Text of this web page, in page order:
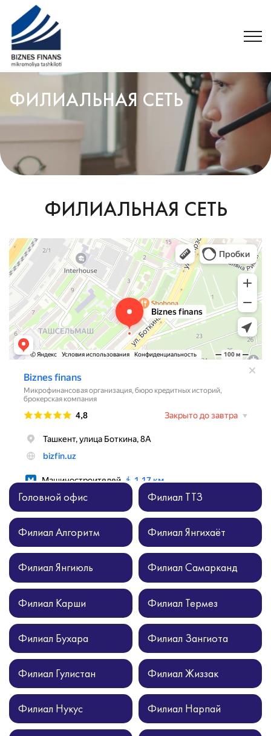
ФИЛИАЛЬНАЯ СЕТЬ
ФИЛИАЛЬНАЯ СЕТЬ
Biznes finans mikromoliya tashkiloti
Брокерская компания в Ташкенте
Головной офис Филиал ТТЗ
Филиал Алгоритм Филиал Янгихаёт
Филиал Янгиюль Филиал Самарканд
Филиал Карши Филиал Термез
Филиал Бухара Филиал Зангиота
Филиал Гулистан Филиал Жиззак
Филиал Нукус Филиал Нарпай